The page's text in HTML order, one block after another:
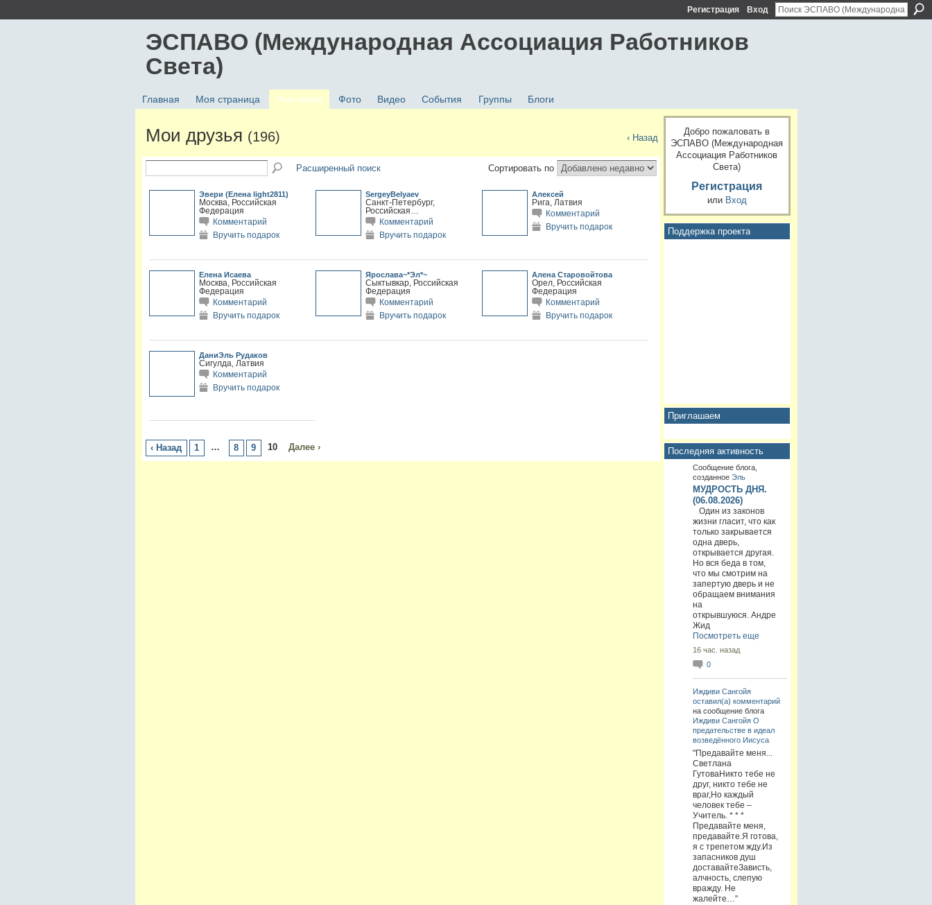
Регистрация Вход
ЭСПАВО (Международная Ассоциация Работников
Света)
Главная Моя страница Участники Фото Видео События Группы Блоги
Мои друзья (196) ‹ Назад
Расширенный поиск Сортировать по
Эвери (Елена light2811)
Москва, Российская
Федерация
Комментарий
Вручить подарок
SergeyBelyaev
Санкт-Петербург,
Российская…
Комментарий
Вручить подарок
Алексей
Рига, Латвия
Комментарий
Вручить подарок
Елена Исаева
Москва, Российская
Федерация
Комментарий
Вручить подарок
Ярослава~*Эл*~
Сыктывкар, Российская
Федерация
Комментарий
Вручить подарок
Алена Старовойтова
Орел, Российская
Федерация
Комментарий
Вручить подарок
ДаниЭль Рудаков
Сигулда, Латвия
Комментарий
Вручить подарок
‹ Назад 1 … 8 9 10 Далее ›
Добро пожаловать в
ЭСПАВО (Международная
Ассоциация Работников
Света)
Регистрация
или Вход
Поддержка проекта
Приглашаем
Последняя активность
Сообщение блога,
созданное Эль
МУДРОСТЬ ДНЯ.
(06.08.2026)
Один из законов
жизни гласит, что как
только закрывается
одна дверь,
открывается другая.
Но вся беда в том,
что мы смотрим на
запертую дверь и не
обращаем внимания
на
открывшуюся. Андре
Жид
Посмотреть еще
16 час. назад
0
Иждиви Сангойя
оставил(а) комментарий
на сообщение блога
Иждиви Сангойя О
предательстве в идеал
возведённого Иисуса
"Предавайте меня...
Светлана
ГутоваНикто тебе не
друг, никто тебе не
враг,Но каждый
человек тебе –
Учитель. * * *
Предавайте меня,
предавайте.Я готова,
я с трепетом жду.Из
запасников душ
доставайтеЗависть,
алчность, слепую
вражду. Не
жалейте…"